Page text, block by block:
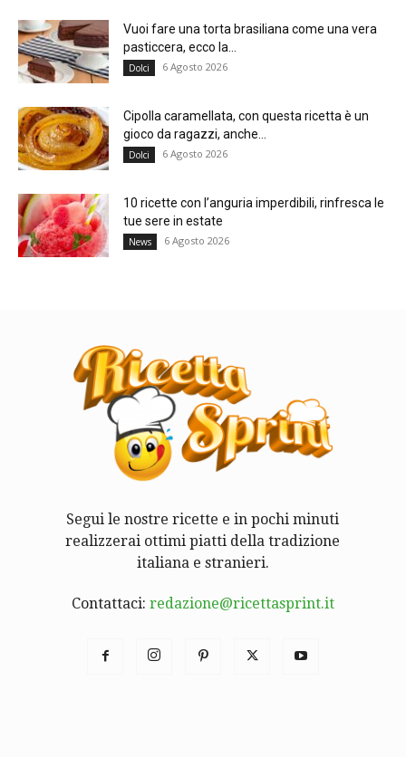
Vuoi fare una torta brasiliana come una vera
pasticcera, ecco la...
Dolci 6 Agosto 2026
Cipolla caramellata, con questa ricetta è un
gioco da ragazzi, anche...
Dolci 6 Agosto 2026
10 ricette con l’anguria imperdibili, rinfresca le
tue sere in estate
News 6 Agosto 2026
Segui le nostre ricette e in pochi minuti
realizzerai ottimi piatti della tradizione
italiana e stranieri.
Contattaci: redazione@ricettasprint.it